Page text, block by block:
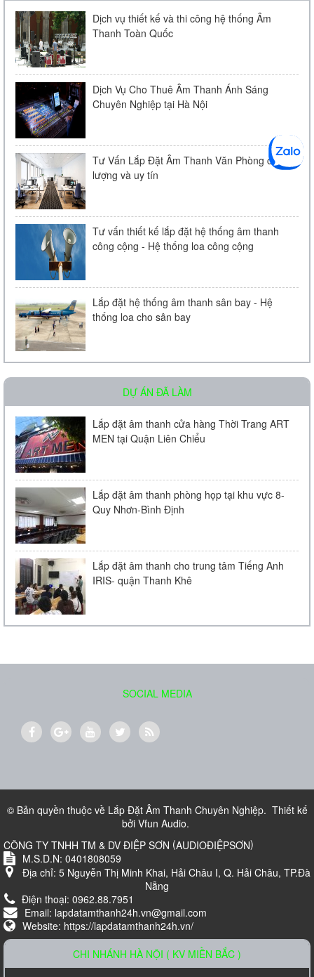
Amply chia 2 vùng KAC - J60D
Liên hệ
Loa âm trần KAC - 104 | Chính Hãng
Liên hệ
Micro Bosch LBC 2900/20
Liên hệ
Loa âm trần Bose FreeSpace DS 16F
700.000 VND
Loa Karaoke Nanomax JB-625
Dịch vụ thiết kế và thi công hệ thống Âm
Thanh Toàn Quốc
Dịch Vụ Cho Thuê Âm Thanh Ánh Sáng
Chuyên Nghiệp tại Hà Nội
Tư Vấn Lắp Đặt Âm Thanh Văn Phòng chất
lượng và uy tín
Tư vấn thiết kế lắp đặt hệ thống âm thanh
công cộng - Hệ thống loa công cộng
Lắp đặt hệ thống âm thanh sân bay - Hệ
thống loa cho sân bay
DỰ ÁN ĐÃ LÀM
Lắp đặt âm thanh cửa hàng Thời Trang ART
MEN tại Quận Liên Chiểu
Lắp đặt âm thanh phòng họp tại khu vực 8-
Quy Nhơn-Bình Định
Lắp đặt âm thanh cho trung tâm Tiếng Anh
IRIS- quận Thanh Khê
SOCIAL MEDIA
© Bản quyền thuộc về Lắp Đặt Âm Thanh Chuyên Nghiệp. Thiết kế
bởi Vfun Audio.
CÔNG TY TNHH TM & DV ĐIỆP SƠN (AUDIOĐIỆPSƠN)
M.S.D.N: 0401808059
Địa chỉ: 5 Nguyễn Thị Minh Khai, Hải Châu I, Q. Hải Châu, TP.Đà
Nẵng
Điện thoại: 0962.88.7951
Email: lapdatamthanh24h.vn@gmail.com
Website: https://lapdatamthanh24h.vn/
CHI NHÁNH HÀ NỘI ( KV MIỀN BẮC )